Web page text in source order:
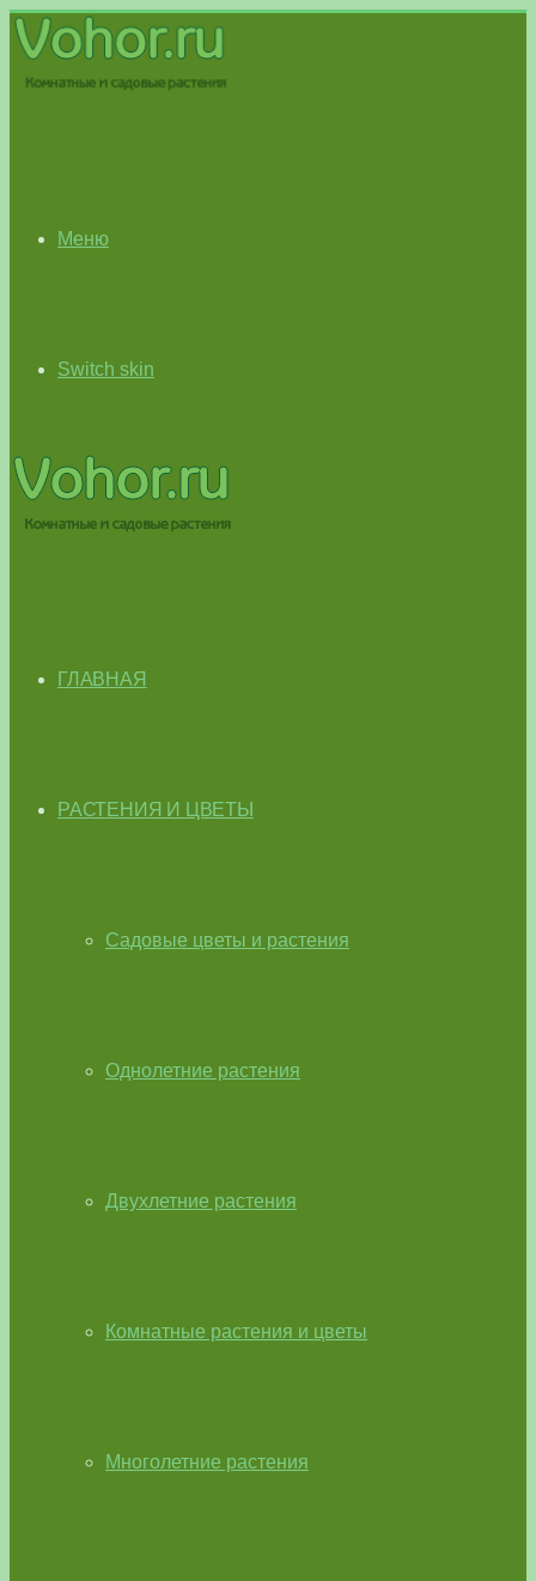
Меню
Switch skin
ГЛАВНАЯ
РАСТЕНИЯ И ЦВЕТЫ
Садовые цветы и растения
Однолетние растения
Двухлетние растения
Комнатные растения и цветы
Многолетние растения